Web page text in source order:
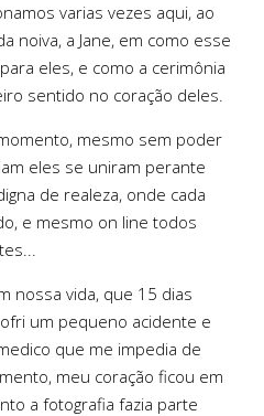
varias vezes aqui, ao
noiva, a Jane, em como esse
eles, e como a cerimônia
sentido no coração deles.
mesmo sem poder
eles se uniram perante
de realeza, onde cada
e mesmo on line todos
nossa vida, que 15 dias
um pequeno acidente e
que me impedia de
meu coração ficou em
a fotografia fazia parte